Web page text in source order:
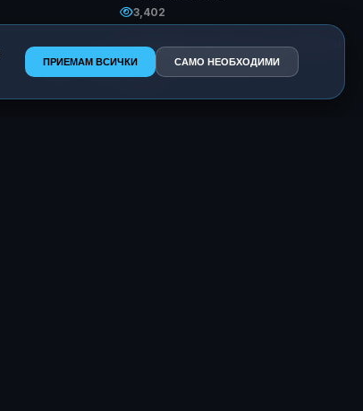
3,402
с най-голям шанс за живот
3,283
ПРИЕМАМ ВСИЧКИ САМО НЕОБХОДИМИ